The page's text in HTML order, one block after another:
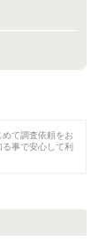
て調査依頼をお
事で安心して利